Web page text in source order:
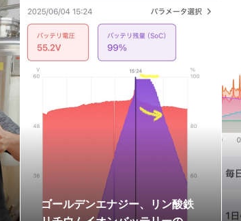
ゴールデンエナジー、リン酸鉄